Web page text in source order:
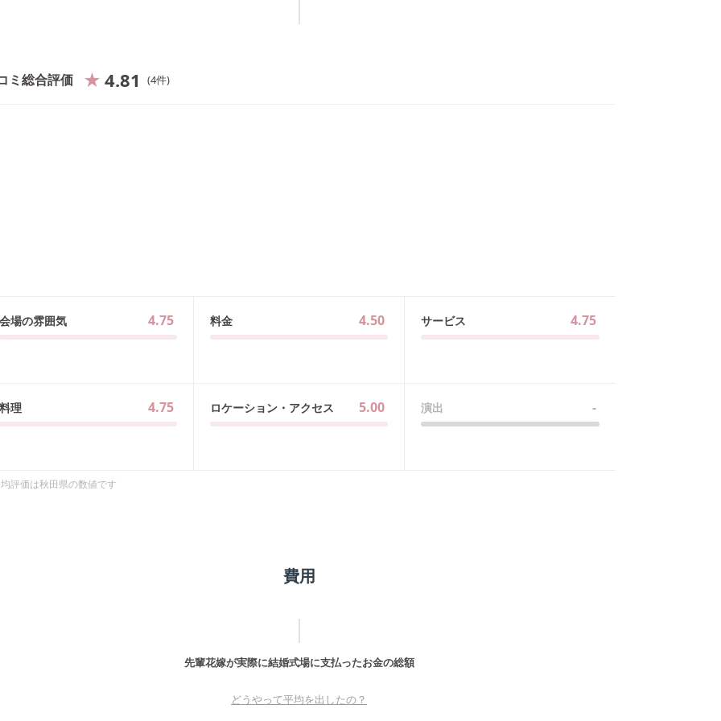
ミ総合評価 4.81 4件
会場の雰囲気 4.75 料金 4.50 サービス 4.75
料理 4.75 ロケーション・アクセス 5.00 演出 -
評価は秋田県の数値です
費用
先輩花嫁が実際に結婚式場に支払ったお金の総額
どうやって平均を出したの？